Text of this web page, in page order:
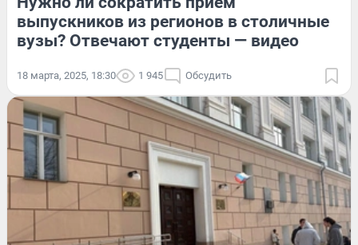
выпускников из регионов в столичные
вузы? Отвечают студенты — видео
18 марта, 2025, 18:30 1 945 Обсудить